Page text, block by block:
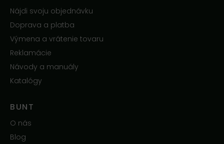
Nájdi svoju objednávku
Doprava a platba
Výmena a vrátenie tovaru
Reklamácie
Návody a manuály
Katalógy
BUNT
O nás
Blog